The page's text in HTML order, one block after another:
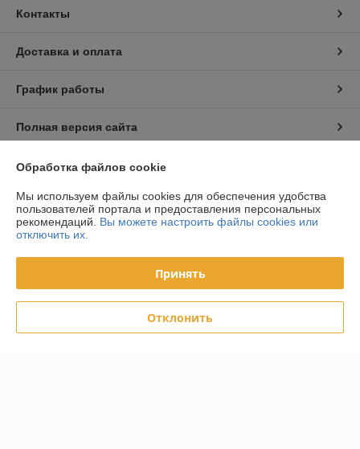
Контакты
Доставка и оплата
График работы
Полная версия сайта
Политика обработки cookies
Сайт создан на платформе Deal.by
Индивидуальный предприниматель:ИП Тунчик Александр Васильевич
Обработка файлов cookie
Мы используем файлы cookies для обеспечения удобства
пользователей портала и предоставления персональных
рекомендаций. Вы можете настроить файлы cookies или
отключить их.
Принять
Отклонить